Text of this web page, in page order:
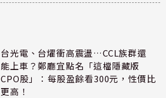
台光電、台燿衝高震盪…CCL族群還
能上車？鄭廳宜點名「這檔隱藏版
CPO股」：每股盈餘看300元，性價比
更高！